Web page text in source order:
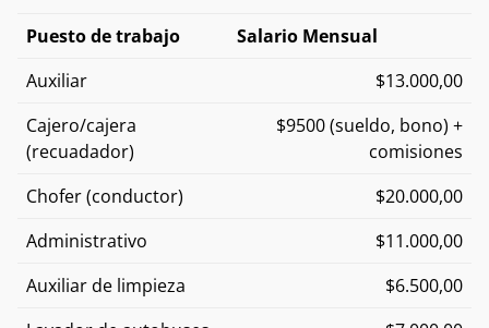
Puesto de trabajo
Salario Mensual
Auxiliar
$13.000,00
Cajero/cajera
(recuadador)
$9500 (sueldo, bono) +
comisiones
Chofer (conductor)
$20.000,00
Administrativo
$11.000,00
Auxiliar de limpieza
$6.500,00